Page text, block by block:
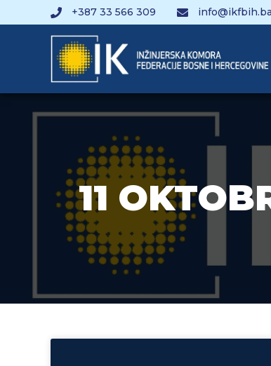
+387 33 566 309 info@ikfbih.ba
11